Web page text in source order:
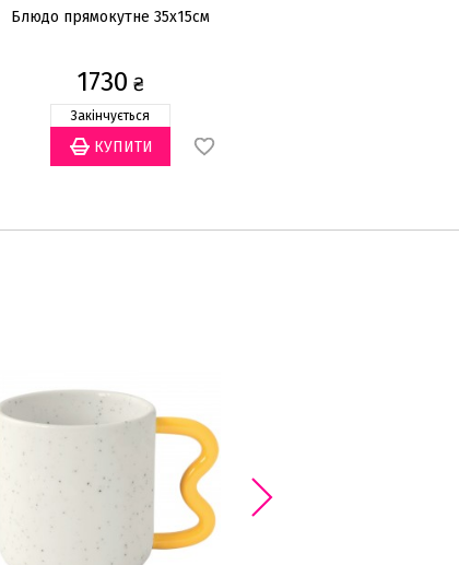
Блюдо прямокутне 35x15см
1730 ₴
Закінчується